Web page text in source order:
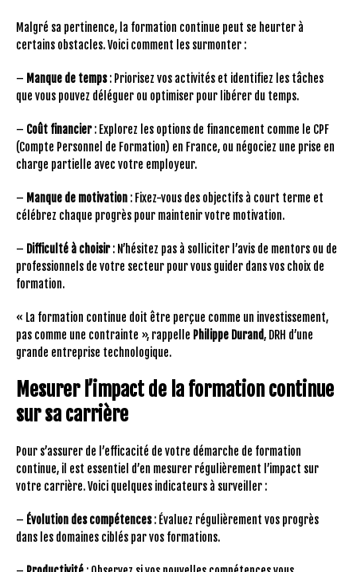
Malgré sa pertinence, la formation continue peut se heurter à
certains obstacles. Voici comment les surmonter :
– Manque de temps: Priorisez vos activités et identifiez les tâches
que vous pouvez déléguer ou optimiser pour libérer du temps.
– Coût financier: Explorez les options de financement comme le CPF
(Compte Personnel de Formation) en France, ou négociez une prise en
charge partielle avec votre employeur.
– Manque de motivation : Fixez-vous des objectifs à court terme et
célébrez chaque progrès pour maintenir votre motivation.
– Difficulté à choisir: N’hésitez pas à solliciter l’avis de mentors ou de
professionnels de votre secteur pour vous guider dans vos choix de
formation.
« La formation continue doit être perçue comme un investissement,
pas comme une contrainte », rappelle Philippe Durand, DRH d’une
grande entreprise technologique.
Mesurer l’impact de la formation continue
sur sa carrière
Pour s’assurer de l’efficacité de votre démarche de formation
continue, il est essentiel d’en mesurer régulièrement l’impact sur
votre carrière. Voici quelques indicateurs à surveiller :
– Évolution des compétences: Évaluez régulièrement vos progrès
dans les domaines ciblés par vos formations.